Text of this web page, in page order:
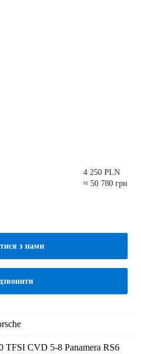
4 250 PLN
≈ 50 780 грн
з нами
TFSI CVD 5-8 Panamera RS6